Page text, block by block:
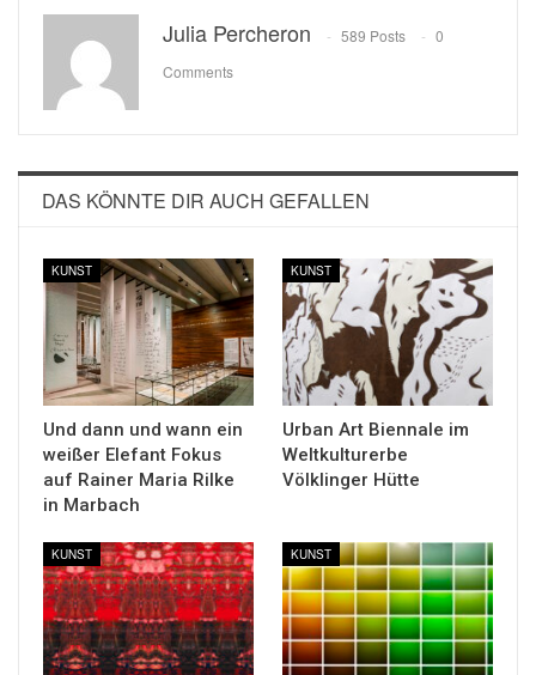
Julia Percheron 589 Posts
0
Comments
DAS KÖNNTE DIR AUCH GEFALLEN
KUNST
Und dann und wann ein
weißer Elefant Fokus
auf Rainer Maria Rilke
in Marbach
KUNST
Urban Art Biennale im
Weltkulturerbe
Völklinger Hütte
KUNST KUNST